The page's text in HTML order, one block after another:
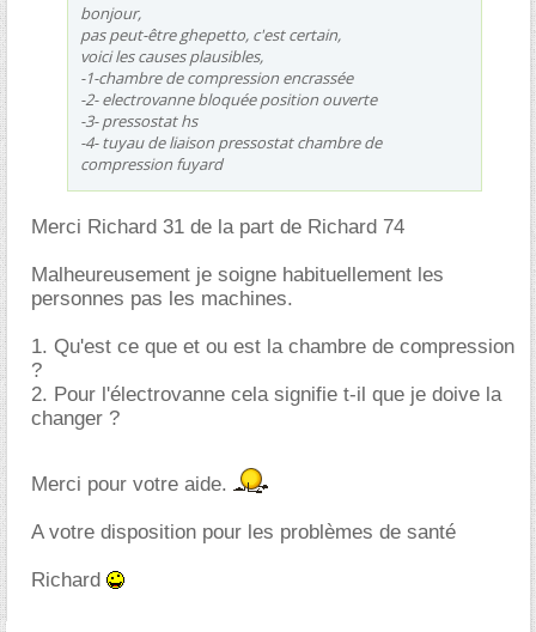
bonjour,
pas peut-être ghepetto, c'est certain,
voici les causes plausibles,
-1-chambre de compression encrassée
-2- electrovanne bloquée position ouverte
-3- pressostat hs
-4- tuyau de liaison pressostat chambre de
compression fuyard
Merci Richard 31 de la part de Richard 74
Malheureusement je soigne habituellement les
personnes pas les machines.
1. Qu'est ce que et ou est la chambre de compression
?
2. Pour l'électrovanne cela signifie t-il que je doive la
changer ?
Merci pour votre aide.
A votre disposition pour les problèmes de santé
Richard